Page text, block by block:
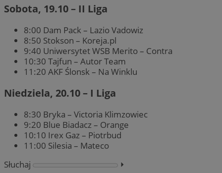
Sobota, 19.10 – II Liga
8:00 Dam Pack – Lazio Vadowiz
8:50 Stokson – Koreja.pl
9:40 Uniwersytet WSB Merito – Contra
10:30 Tajfun – Autor Team
11:20 AKF Ślonsk – Na Winklu
Niedziela, 20.10 – I Liga
8:30 Bryka – Victoria Klimzowiec
9:20 Blue Biadacz – Orange
10:10 Irex Gaz – Piotrbud
11:00 Silesia – Mateco
Słuchaj
⏵︎